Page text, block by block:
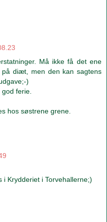
Må ikke få det ene
diæt, men den kan sagtens
)
ferie.
hos søstrene grene.
Krydderiet i Torvehallerne;)